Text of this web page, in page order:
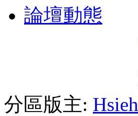
論壇動態
分區版主: Hsieh